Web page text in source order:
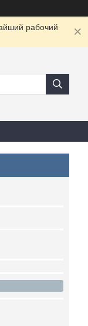
рабочий